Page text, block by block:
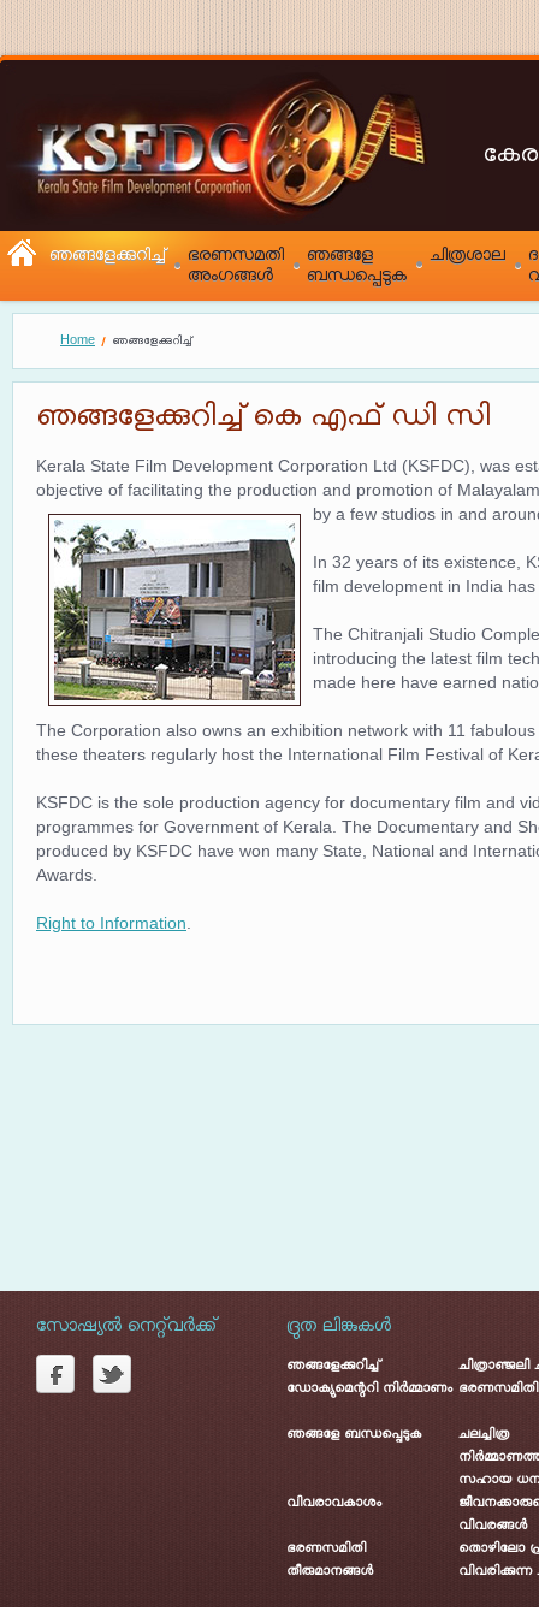
ഞങ്ങളേക്കുറിച്ച്
ഭരണസമതി
അംഗങ്ങൾ
ഞങ്ങളേ
ബന്ധപ്പെടുക
ചിത്രശാല
Home ഞങ്ങളേക്കുറിച്ച്
ഞങ്ങളേക്കുറിച്ച് കെ എഫ് ഡി സി
Kerala State Film Development Corporation Ltd (KSFDC), was
objective of facilitating the production and promotion of
by a few studios in and
In 32 years of its existence,
film development in India
The Chitranjali Studio
introducing the latest film
made here have earned
The Corporation also owns an exhibition network with 11
these theaters regularly host the International Film Festival of
KSFDC is the sole production agency for documentary film and
programmes for Government of Kerala. The Documentary and
produced by KSFDC have won many State, National and
Awards.
Right to Information
സോഷ്യൽ നെറ്റ്‌വർക്ക് ദ്രുത ലിങ്കുകൾ
ഞങ്ങളേക്കുറിച്ച്
ചിത്രാഞ്ജലി
ഡോക്യുമെന്ററി നിർമ്മാണം
ഞങ്ങളേ ബന്ധപ്പെടുക
ചലച്ചിത്ര
സഹായ
വിവരാവകാശം
വിവരങ്ങൾ
ഭരണസമിതി
തീരുമാനങ്ങൾ
തൊഴിലോ
വിവരിക്കുന്ന